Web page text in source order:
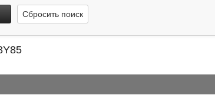
Сбросить поиск